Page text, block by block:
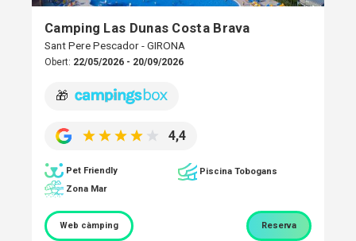
Camping Las Dunas Costa Brava
Sant Pere Pescador - GIRONA
Obert: 22/05/2026 - 20/09/2026
🎁
4,4
Pet Friendly
Piscina Tobogans
Zona Mar
Web càmping Reserva